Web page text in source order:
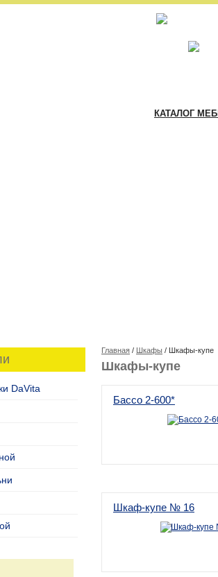
КАТАЛОГ
DaVita
Главная / Шкафы / Шкафы-купе
Шкафы-купе
Бассо 2-600*
Шкаф-купе № 16